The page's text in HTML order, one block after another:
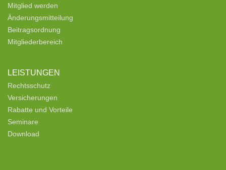
Mitglied werden
Änderungsmitteilung
Beitragsordnung
Mitgliederbereich
LEISTUNGEN
Rechtsschutz
Versicherungen
Rabatte und Vorteile
Seminare
Download